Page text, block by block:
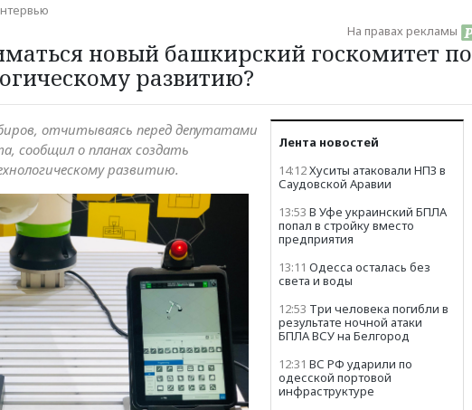
На правах рекламы
новый башкирский госкомитет по
развитию?
Лента новостей
14:12Хуситы атаковали НПЗ в
Саудовской Аравии
13:53 В Уфе украинский БПЛА
попал в стройку вместо
предприятия
13:11 Одесса осталась без
света и воды
12:53 Три человека погибли в
результате ночной атаки
БПЛА ВСУ на Белгород
12:31 ВС РФ ударили по
одесской портовой
инфраструктуре
отчитываясь перед депутатами
сообщил о планах создать
развитию.